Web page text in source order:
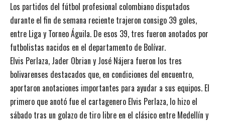
Los partidos del fútbol profesional colombiano disputados
durante el fin de semana reciente trajeron consigo 39 goles,
entre Liga y Torneo Águila. De esos 39, tres fueron anotados por
futbolistas nacidos en el departamento de Bolívar.
Elvis Perlaza, Jader Obrian y José Nájera fueron los tres
bolivarenses destacados que, en condiciones del encuentro,
aportaron anotaciones importantes para ayudar a sus equipos. El
primero que anotó fue el cartagenero Elvis Perlaza, lo hizo el
sábado tras un golazo de tiro libre en el clásico entre Medellín y